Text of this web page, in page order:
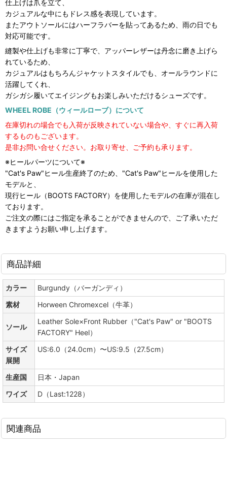
仕上げは爪を立て、
カジュアルな中にもドレス感を表現しています。
またアウトソールにはハーフラバーを貼ってあるため、雨の日でも
対応可能です。
縫製や仕上げも非常に丁寧で、アッパーレザーは丹念に磨き上げら
れているため、
カジュアルはもちろんジャケットスタイルでも、オールラウンドに
活躍してくれ、
ガシガシ履いてエイジングもお楽しみいただけるシューズです。
WHEEL ROBE（ウィールローブ）について
在庫切れの場合でも入荷が反映されていない場合や、すぐに再入荷
するものもございます。
是非お問い合せください。お取り寄せ、ご予約も承ります。
※ヒールパーツについて※
"Cat's Paw"ヒール生産終了のため、"Cat's Paw"ヒールを使用した
モデルと、
現行ヒール（BOOTS FACTORY）を使用したモデルの在庫が混在し
ております。
ご注文の際にはご指定を承ることができませんので、ご了承いただ
きますようお願い申し上げます。
商品詳細
カラー
Burgundy（バーガンディ）
素材
Horween Chromexcel（牛革）
ソール
Leather Sole×Front Rubber（"Cat's Paw" or "BOOTS
FACTORY" Heel）
サイズ
展開
US:6.0（24.0cm）〜US:9.5（27.5cm）
生産国
日本・Japan
ワイズ
D（Last:1228）
関連商品